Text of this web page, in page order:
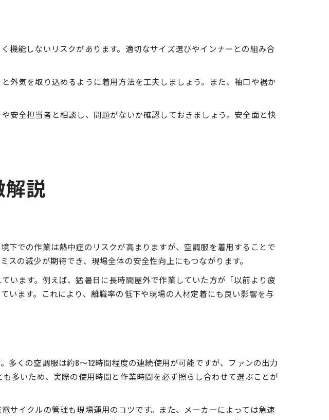
機能しないリスクがあります。適切なサイズ選びやインナーとの組み合
外気を取り込めるように着用方法を工夫しましょう。また、袖口や裾か
安全担当者と相談し、問題がないか確認しておきましょう。安全面と快
説
下での作業は熱中症のリスクが高まりますが、空調服を着用することで
の減少が期待でき、現場全体の安全性向上にもつながります。
います。例えば、猛暑日に長時間屋外で作業していた方が「以前より疲
います。これにより、離職率の低下や現場の人材定着にも良い影響を与
くの空調服は約8〜12時間程度の連続使用が可能ですが、ファンの出力
多いため、実際の使用時間と作業時間を必ず照らし合わせて選ぶことが
サイクルの管理も現場運用のコツです。また、メーカーによっては急速